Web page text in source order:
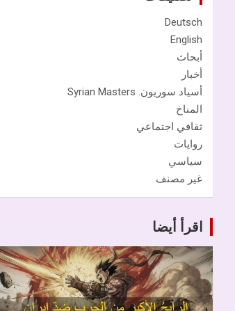
Deutsch
English
أبحاث
أخبار
أسياد سوريون. Syrian Masters
المناخ
ثقافي اجتماعي
روايات
سياسي
غير مصنف
اقرأ أيضا